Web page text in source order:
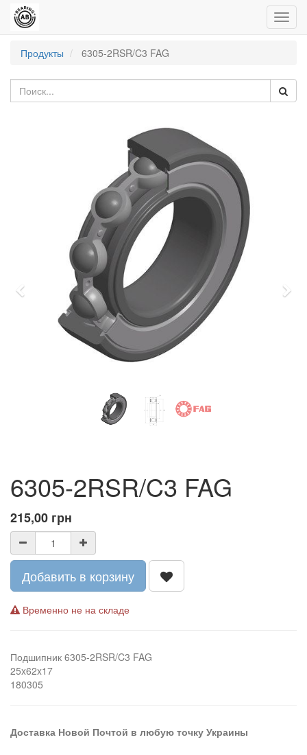
Продукты
6305-2RSR/C3 FAG
Previous
6305-2RSR/C3 FAG
215,00 грн
Добавить в корзину
Временно не на складе
Подшипник 6305-2RSR/C3 FAG
25x62x17
180305
Доставка Новой Почтой в любую точку Украины